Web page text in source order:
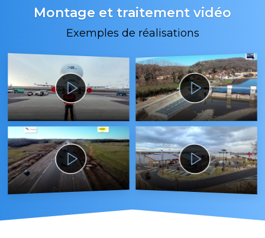
Montage et traitement vidéo
Exemples de réalisations